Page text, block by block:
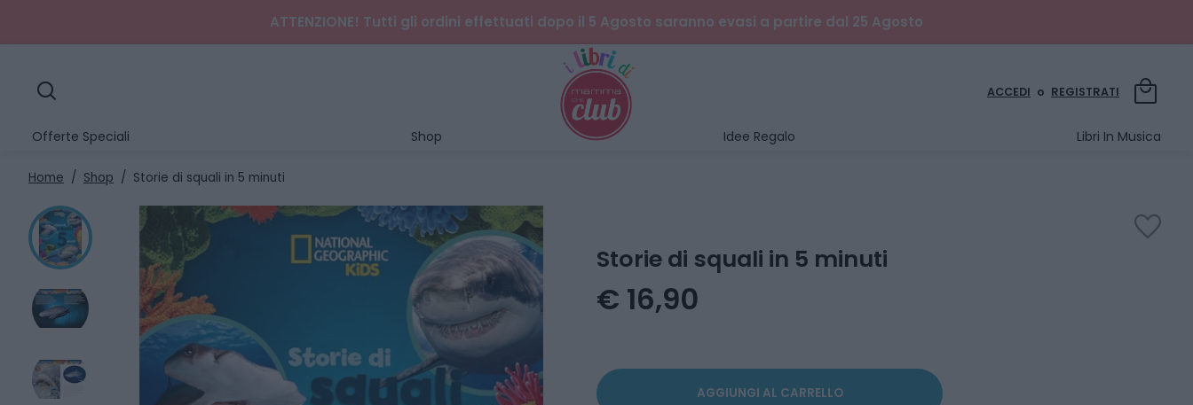
ATTENZIONE! Tutti gli ordini effettuati dopo il 5 Agosto saranno evasi a partire dal 25 Agosto
search ACCEDI o REGISTRATI local_mall
Offerte Speciali Shop Idee Regalo Libri In Musica
Home / Shop / Storie di squali in 5 minuti
Storie di squali in 5 minuti
favorite
€ 16,90
AGGIUNGI AL CARRELLO